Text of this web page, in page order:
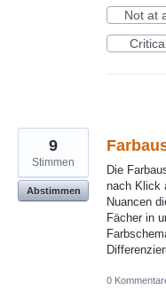
Not at
Die
nach Klick
Nuancen
Fächer in
9
Stimmen
Abstimmen
0